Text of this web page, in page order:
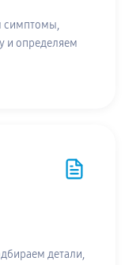
симптомы,
и определяем
детали,